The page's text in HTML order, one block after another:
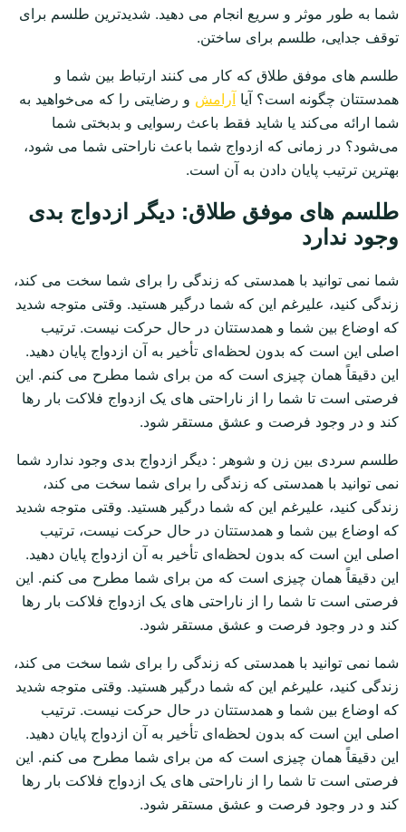
شما به طور موثر و سریع انجام می دهید. شدیدترین طلسم برای
توقف جدایی، طلسم برای ساختن.
طلسم های موفق طلاق که کار می کنند ارتباط بین شما و
همدستتان چگونه است؟ آیا آرامش و رضایتی را که می‌خواهید به
شما ارائه می‌کند یا شاید فقط باعث رسوایی و بدبختی شما
می‌شود؟ در زمانی که ازدواج شما باعث ناراحتی شما می شود،
بهترین ترتیب پایان دادن به آن است.
طلسم های موفق طلاق: دیگر ازدواج بدی
وجود ندارد
شما نمی توانید با همدستی که زندگی را برای شما سخت می کند،
زندگی کنید، علیرغم این که شما درگیر هستید. وقتی متوجه شدید
که اوضاع بین شما و همدستتان در حال حرکت نیست. ترتیب
اصلی این است که بدون لحظه‌ای تأخیر به آن ازدواج پایان دهید.
این دقیقاً همان چیزی است که من برای شما مطرح می کنم. این
فرصتی است تا شما را از ناراحتی های یک ازدواج فلاکت بار رها
کند و در وجود فرصت و عشق مستقر شود.
طلسم سردی بین زن و شوهر : دیگر ازدواج بدی وجود ندارد شما
نمی توانید با همدستی که زندگی را برای شما سخت می کند،
زندگی کنید، علیرغم این که شما درگیر هستید. وقتی متوجه شدید
که اوضاع بین شما و همدستتان در حال حرکت نیست، ترتیب
اصلی این است که بدون لحظه‌ای تأخیر به آن ازدواج پایان دهید.
این دقیقاً همان چیزی است که من برای شما مطرح می کنم. این
فرصتی است تا شما را از ناراحتی های یک ازدواج فلاکت بار رها
کند و در وجود فرصت و عشق مستقر شود.
شما نمی توانید با همدستی که زندگی را برای شما سخت می کند،
زندگی کنید، علیرغم این که شما درگیر هستید. وقتی متوجه شدید
که اوضاع بین شما و همدستتان در حال حرکت نیست. ترتیب
اصلی این است که بدون لحظه‌ای تأخیر به آن ازدواج پایان دهید.
این دقیقاً همان چیزی است که من برای شما مطرح می کنم. این
فرصتی است تا شما را از ناراحتی های یک ازدواج فلاکت بار رها
کند و در وجود فرصت و عشق مستقر شود.